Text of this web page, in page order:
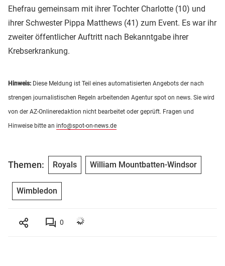
Ehefrau gemeinsam mit ihrer Tochter Charlotte (10) und
ihrer Schwester Pippa Matthews (41) zum Event. Es war ihr
zweiter öffentlicher Auftritt nach Bekanntgabe ihrer
Krebserkrankung.
Hinweis: Diese Meldung ist Teil eines automatisierten Angebots der nach
strengen journalistischen Regeln arbeitenden Agentur spot on news. Sie wird
von der AZ-Onlineredaktion nicht bearbeitet oder geprüft. Fragen und
Hinweise bitte an info@spot-on-news.de
Themen: Royals William Mountbatten-Windsor
Wimbledon
0